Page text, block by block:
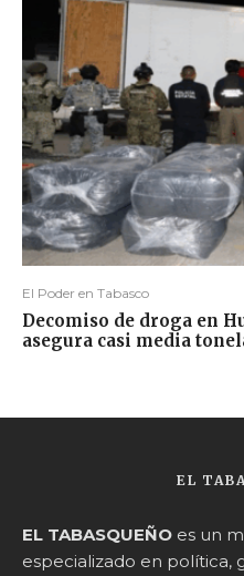
El Poder en Tabasco
Decomiso de droga en
asegura casi media
EL
EL TABASQUEÑO es un
especializado en política,